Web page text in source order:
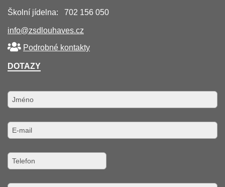
Školní jídelna: 702 156 050
info@zsdlouhaves.cz
Podrobné kontakty
DOTAZY